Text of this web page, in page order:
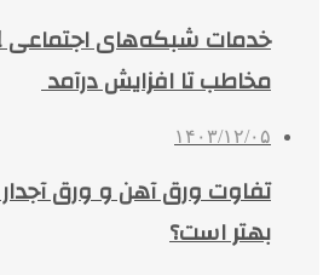
مخاطب تا افزایش درآمد
۱۴۰۳/۱۲/۰۵
تفاوت ورق آهن و ورق
بهتر است؟